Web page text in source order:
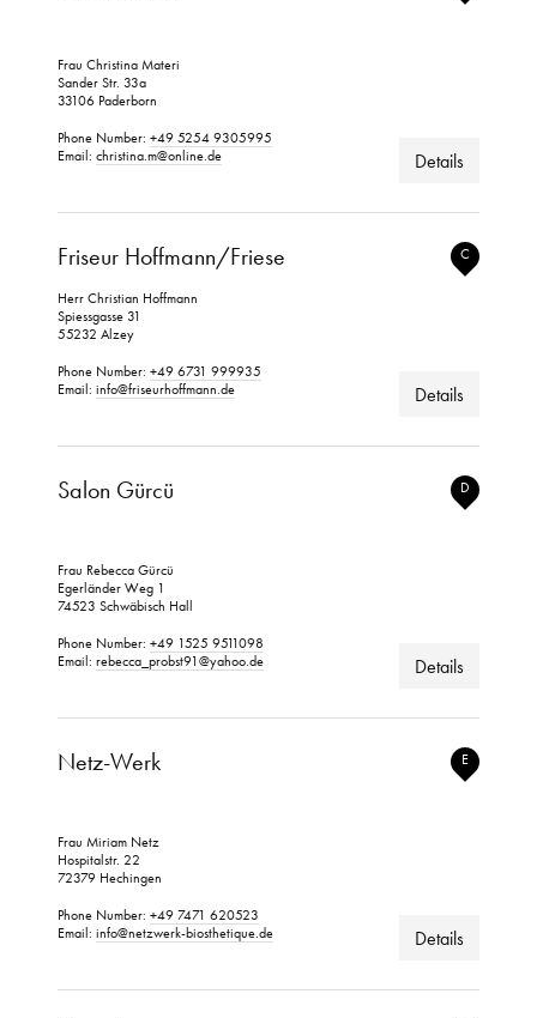
Frau Christina Materi
Sander Str. 33a
33106 Paderborn
Phone Number: +49 5254 9305995
Email: christina.m@online.de Details
Friseur Hoffmann/Friese
Herr Christian Hoffmann
Spiessgasse 31
55232 Alzey
Phone Number: +49 6731 999935
Email: info@friseurhoffmann.de
C
Details
Salon Gürcü
Frau Rebecca Gürcü
Egerländer Weg 1
74523 Schwäbisch Hall
Phone Number: +49 1525 9511098
Email: rebecca_probst91@yahoo.de
D
Details
Netz-Werk
Frau Miriam Netz
Hospitalstr. 22
72379 Hechingen
Phone Number: +49 7471 620523
Email: info@netzwerk-biosthetique.de
E
Details